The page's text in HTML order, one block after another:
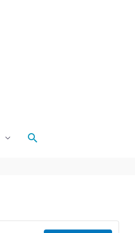
Rechercher